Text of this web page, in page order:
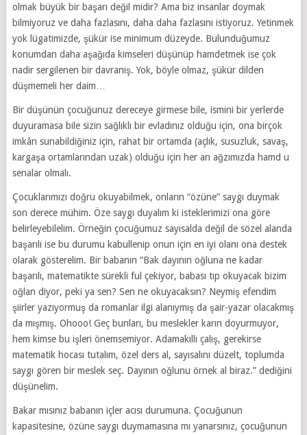
olmak büyük bir başarı değil midir? Ama biz insanlar doymak
bilmiyoruz ve daha fazlasını, daha daha fazlasını istiyoruz. Yetinmek
yok lügatimizde, şükür ise minimum düzeyde. Bulunduğumuz
konumdan daha aşağıda kimseleri düşünüp hamdetmek ise çok
nadir sergilenen bir davranış. Yok, böyle olmaz, şükür dilden
düşmemeli her daim…
Bir düşünün çocuğunuz dereceye girmese bile, ismini bir yerlerde
duyuramasa bile sizin sağlıklı bir evladınız olduğu için, ona birçok
imkân sunabildiğiniz için, rahat bir ortamda (açlık, susuzluk, savaş,
kargaşa ortamlarından uzak) olduğu için her an ağzımızda hamd u
senalar olmalı.
Çocuklarımızı doğru okuyabilmek, onların “özüne” saygı duymak
son derece mühim. Öze saygı duyalım ki isteklerimizi ona göre
belirleyebilelim. Örneğin çocuğumuz sayısalda değil de sözel alanda
başarılı ise bu durumu kabullenip onun için en iyi olanı ona destek
olarak gösterelim. Bir babanın “Bak dayının oğluna ne kadar
başarılı, matematikte sürekli ful çekiyor, babası tıp okuyacak bizim
oğlan diyor, peki ya sen? Sen ne okuyacaksın? Neymiş efendim
şiirler yazıyormuş da romanlar ilgi alanıymış da şair-yazar olacakmış
da mışmış. Ohooo! Geç bunları, bu meslekler karın doyurmuyor,
hem kimse bu işleri önemsemiyor. Adamakıllı çalış, gerekirse
matematik hocası tutalım, özel ders al, sayısalını düzelt, toplumda
saygı gören bir meslek seç. Dayının oğlunu örnek al biraz.” dediğini
düşünelim.
Bakar mısınız babanın içler acısı durumuna. Çocuğunun
kapasitesine, özüne saygı duymamasına mı yanarsınız, çocuğunun